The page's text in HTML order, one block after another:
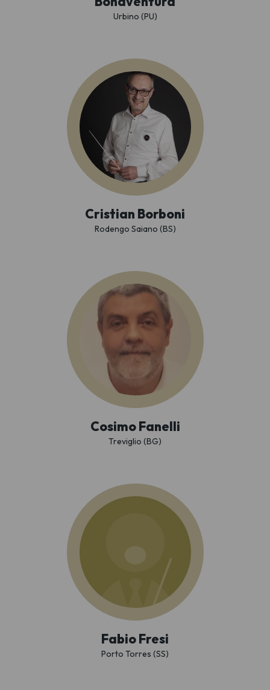
Urbino (PU)
Cristian Borboni
Rodengo Saiano (BS)
Cosimo Fanelli
Treviglio (BG)
Fabio Fresi
Porto Torres (SS)